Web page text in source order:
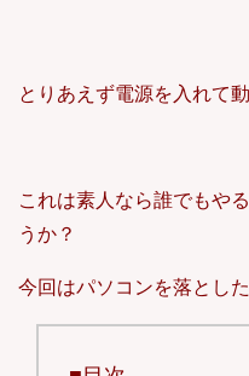
とりあえず電源を入れて
これは素人なら誰でもや
うか？
今回はパソコンを落とし